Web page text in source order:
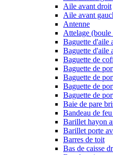
Aile avant droit
Aile avant
Antenne
Attelage (boule
Baguette d'aile
Baguette d'aile
Baguette de
Baguette de
Baguette de
Baguette de
Baguette de
Baie de pare
Bandeau de
Barillet hayon
Barillet porte
Barres de toit
Bas de caisse